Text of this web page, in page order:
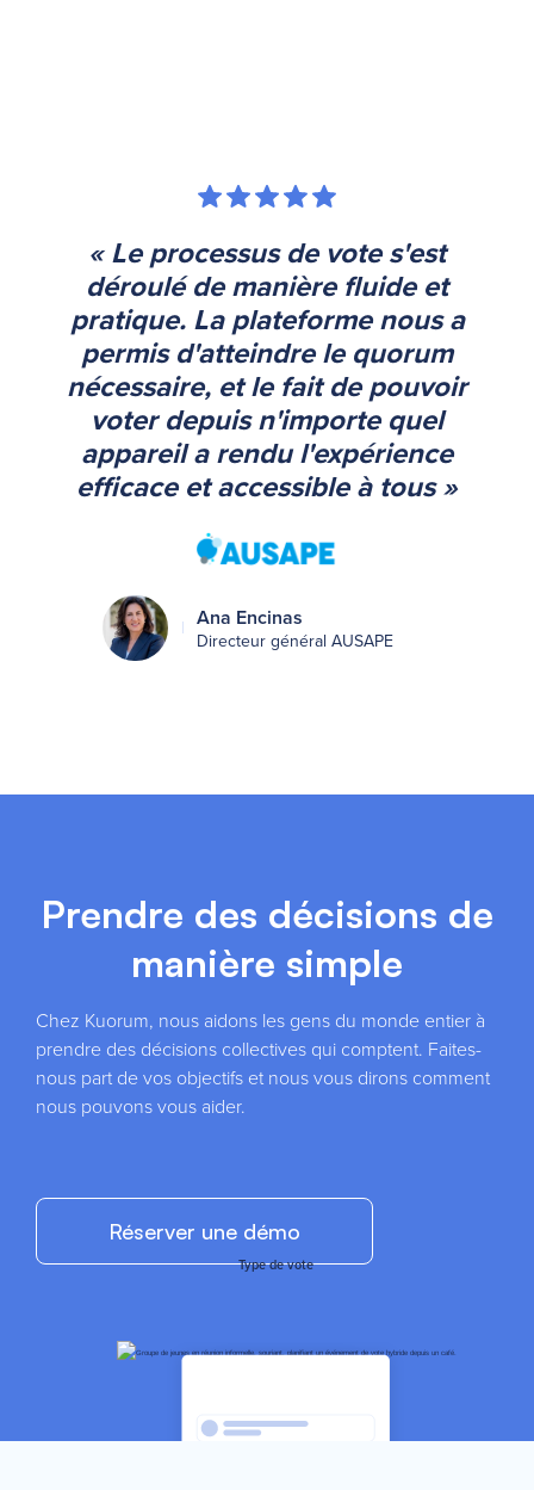
« Le processus de vote s'est
déroulé de manière fluide et
pratique. La plateforme nous a
permis d'atteindre le quorum
nécessaire, et le fait de pouvoir
voter depuis n'importe quel
appareil a rendu l'expérience
efficace et accessible à tous »
Ana Encinas
Directeur général AUSAPE
Prendre des décisions de
manière simple
Chez Kuorum, nous aidons les gens du monde entier à
prendre des décisions collectives qui comptent. Faites-
nous part de vos objectifs et nous vous dirons comment
nous pouvons vous aider.
Réserver une démo
Type de vote